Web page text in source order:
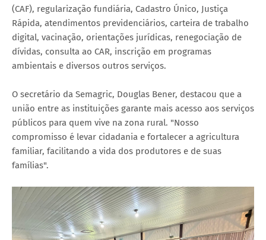
(CAF), regularização fundiária, Cadastro Único, Justiça
Rápida, atendimentos previdenciários, carteira de trabalho
digital, vacinação, orientações jurídicas, renegociação de
dívidas, consulta ao CAR, inscrição em programas
ambientais e diversos outros serviços.
O secretário da Semagric, Douglas Bener, destacou que a
união entre as instituições garante mais acesso aos serviços
públicos para quem vive na zona rural. "Nosso
compromisso é levar cidadania e fortalecer a agricultura
familiar, facilitando a vida dos produtores e de suas
famílias".